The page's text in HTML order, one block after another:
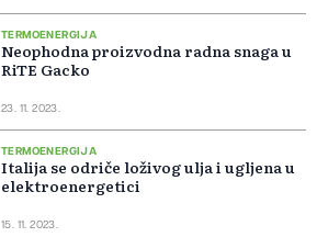
TERMOENERGIJA
Neophodna proizvodna radna snaga u
RiTE Gacko
23. 11. 2023.
TERMOENERGIJA
Italija se odriče loživog ulja i ugljena u
elektroenergetici
15. 11. 2023.